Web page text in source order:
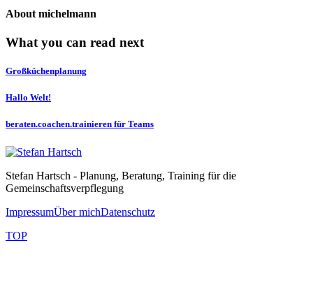
About michelmann
What you can read next
Großküchenplanung
Hallo Welt!
beraten.coachen.trainieren für Teams
Stefan Hartsch - Planung, Beratung, Training für die
Gemeinschaftsverpflegung
ImpressumÜber michDatenschutz
TOP